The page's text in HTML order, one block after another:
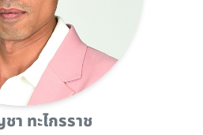
า ทะไกรราช